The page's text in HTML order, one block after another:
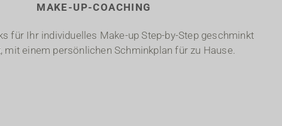
MAKE-UP-COACHING
für Ihr individuelles Make-up Step-by-Step geschminkt
mit einem persönlichen Schminkplan für zu Hause.